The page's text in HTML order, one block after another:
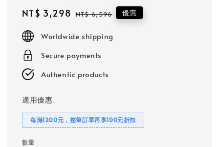
Sale
NT$ 3,298 Regular
NT$ 6,596 優惠
Worldwide shipping
Secure payments
Authentic products
適用優惠
每滿1200元，整筆訂單再享100元折扣
數量